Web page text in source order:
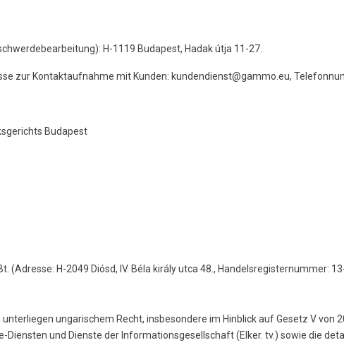
H-1119 Budapest, Hadak útja 11-27.
zur Kontaktaufnahme mit Kunden: kundendienst@gammo.eu,
Budapest
(Adresse: H-2049 Diósd, IV. Béla király utca 48., Handelsregisternummer:
ungarischem Recht, insbesondere im Hinblick auf Gesetz V von
Diensten und Dienste der Informationsgesellschaft (Elker. tv.) sowie die